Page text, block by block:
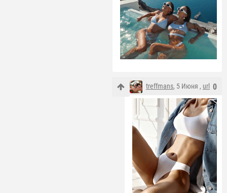
0
treffmans, 5 Июня , url